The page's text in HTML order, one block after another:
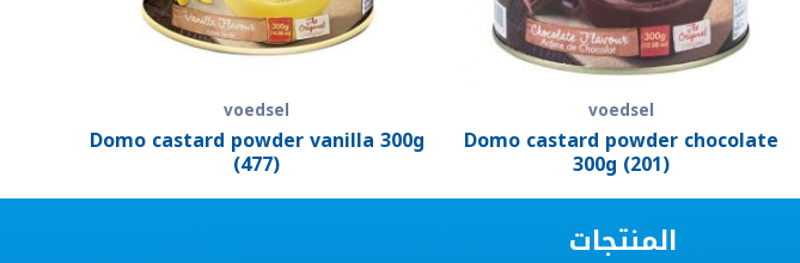
voedsel
Domo castard powder vanilla 300g
(477)
voedsel
Domo castard powder chocolate
300g (201)
المنتجات